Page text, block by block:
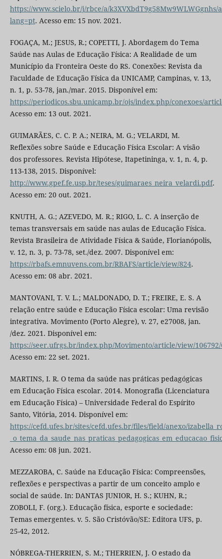
https://www.scielo.br/j/rbce/a/k3XVXbdT9g58Mw9WLWGgnhs/
lang=pt. Acesso em: 15 nov. 2021.
FOGAÇA, M.; JESUS, R.; COPETTI, J. Abordagem do Tema
Saúde nas Aulas de Educação Física: A Realidade de um
Município da Fronteira Oeste do RS. Conexões: Revista da
Faculdade de Educação Física da UNICAMP, Campinas, v. 13,
n. 1, p. 53-78, jan./mar. 2015. Disponível em:
https://periodicos.sbu.unicamp.br/ojs/index.php/conexoes/
Acesso em: 13 out. 2021.
GUIMARÃES, C. C. P. A.; NEIRA, M. G.; VELARDI, M.
Reflexões sobre Saúde e Educação Física Escolar: A visão
dos professores. Revista Hipótese, Itapetininga, v. 1, n. 4, p.
113-138, 2015. Disponível:
http://www.gpef.fe.usp.br/teses/guimaraes_neira_velardi.pdf.
Acesso em: 20 out. 2021.
KNUTH, A. G.; AZEVEDO, M. R.; RIGO, L. C. A inserção de
temas transversais em saúde nas aulas de Educação Física.
Revista Brasileira de Atividade Física & Saúde, Florianópolis,
v. 12, n. 3, p. 73-78, set./dez. 2007. Disponível em:
https://rbafs.emnuvens.com.br/RBAFS/article/view/824.
Acesso em: 08 abr. 2021.
MANTOVANI, T. V. L.; MALDONADO, D. T.; FREIRE, E. S. A
relação entre saúde e Educação Física escolar: Uma revisão
integrativa. Movimento (Porto Alegre), v. 27, e27008, jan.
/dez. 2021. Disponível em:
https://seer.ufrgs.br/index.php/Movimento/article/view/106792/
Acesso em: 22 set. 2021.
MARTINS, I. R. O tema da saúde nas práticas pedagógicas
em Educação Física escolar. 2014. Monografia (Licenciatura
em Educação Física) – Universidade Federal do Espírito
Santo, Vitória, 2014. Disponível em:
https://cefd.ufes.br/sites/cefd.ufes.br/files/field/anexo/
Acesso em: 08 jun. 2021.
MEZZAROBA, C. Saúde na Educação Física: Compreensões,
reflexões e perspectivas a partir de um conceito amplo e
social de saúde. In: DANTAS JUNIOR, H. S.; KUHN, R.;
ZOBOLI, F. (org.). Educação física, esporte e sociedade:
Temas emergentes. v. 5. São Cristóvão/SE: Editora UFS, p.
25-42, 2012.
NÓBREGA-THERRIEN, S. M.; THERRIEN, J. O estado da